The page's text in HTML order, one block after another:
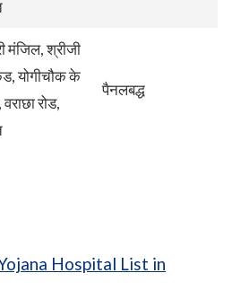
मंजिल, श्रीजी
योगीचौक के
रोड,
पैनलबद्ध
Hospital List in